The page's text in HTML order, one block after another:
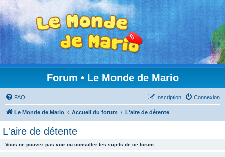
Forum • Le Monde de Mario
FAQ Connexion
Inscription
Le Monde de Mario Accueil du forum L'aire de détente
L'aire de détente
Vous ne pouvez pas voir ou consulter les sujets de ce forum.